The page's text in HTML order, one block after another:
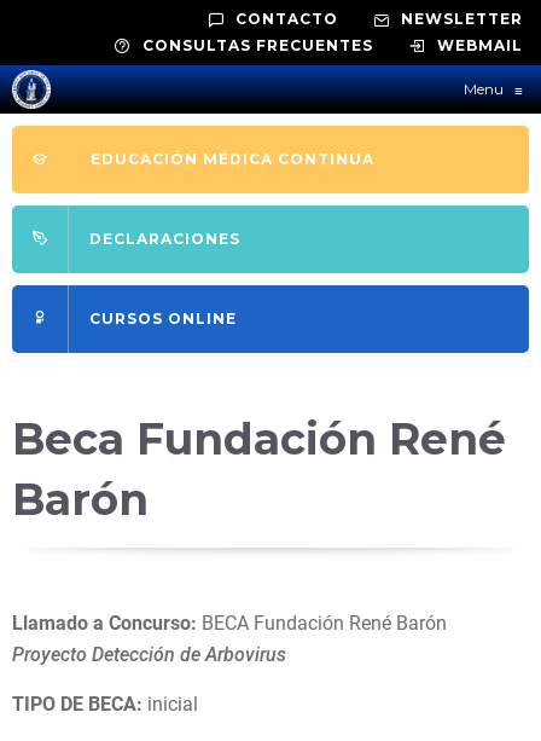
CONTACTO
NEWSLETTER
CONSULTAS FRECUENTES
WEBMAIL
Menu≡
EDUCACIÓN MÉDICA CONTINUA
DECLARACIONES
CURSOS ONLINE
Beca Fundación René
Barón
Llamado a Concurso: BECA Fundación René Barón
Proyecto Detección de Arbovirus
TIPO DE BECA: inicial